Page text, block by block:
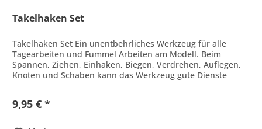
Takelhaken Set
Takelhaken Set Ein unentbehrliches Werkzeug für alle
Tagearbeiten und Fummel Arbeiten am Modell. Beim
Spannen, Ziehen, Einhaken, Biegen, Verdrehen, Auflegen,
Knoten und Schaben kann das Werkzeug gute Dienste
9,95 € *